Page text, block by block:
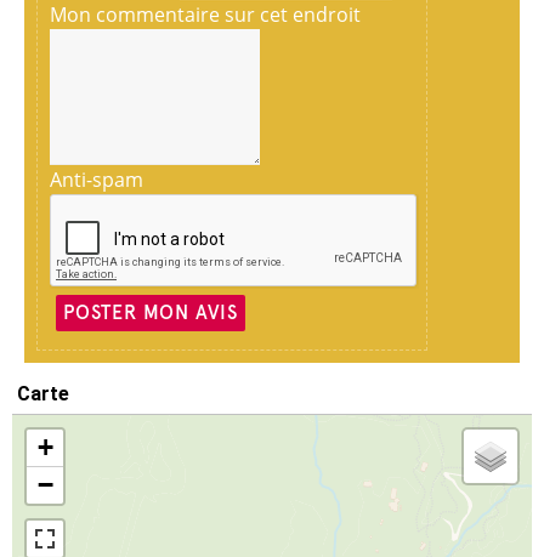
Mon commentaire sur cet endroit
Anti-spam
POSTER MON AVIS
Carte
+
−